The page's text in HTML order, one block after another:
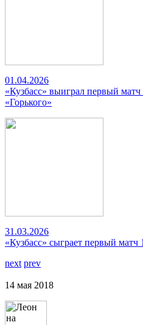
01.04.2026
«Кузбасс» выиграл первый
«Горького»
31.03.2026
«Кузбасс» сыграет первый
next prev
14 мая 2018